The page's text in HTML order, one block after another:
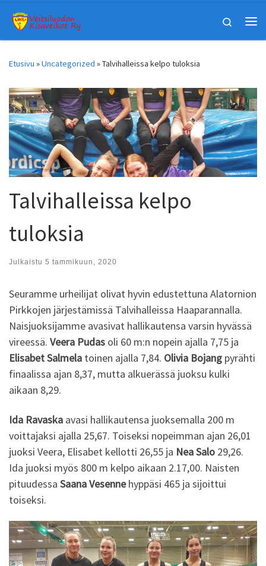
Skip to content
Search
Etusivu »Uncategorized »Talvihalleissa kelpo tuloksia
Talvihalleissa kelpo
tuloksia
Julkaistu 5 tammikuun, 2020
Seuramme urheilijat olivat hyvin edustettuna Alatornion
Pirkkojen järjestämissä Talvihalleissa Haaparannalla.
Naisjuoksijamme avasivat hallikautensa varsin hyvässä
vireessä. Veera Pudas oli 60 m:n nopein ajalla 7,75 ja
Elisabet Salmela toinen ajalla 7,84. Olivia Bojang pyrähti
finaalissa ajan 8,37, mutta alkuerässä juoksu kulki
aikaan 8,29.
Ida Ravaska avasi hallikautensa juoksemalla 200 m
voittajaksi ajalla 25,67. Toiseksi nopeimman ajan 26,01
juoksi Veera, Elisabet kellotti 26,55 ja Nea Salo 29,26.
Ida juoksi myös 800 m kelpo aikaan 2.17,00. Naisten
pituudessa Saana Vesennehyppäsi 465 ja sijoittui
toiseksi.